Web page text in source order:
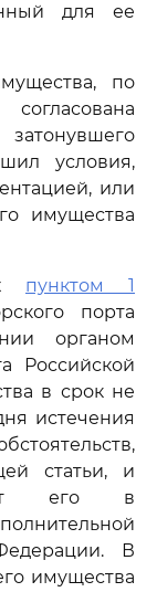
для ее
по
условия,
или
имущества
пунктом 1
порта
органом
Российской
в срок не
истечения
статьи, и
его в
В
имущества